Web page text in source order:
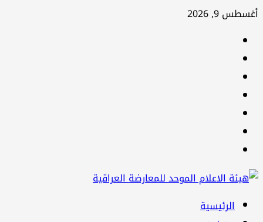
تخطي
أغسطس 9, 2026
القائمةالرئيسية